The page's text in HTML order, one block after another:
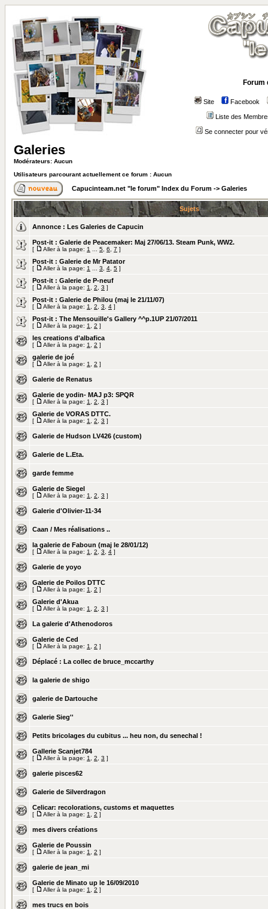
Forum
Site Facebook
Liste des
Se connecter pour
Galeries
Modérateurs: Aucun
Utilisateurs parcourant actuellement ce forum : Aucun
Capucinteam.net "le forum" Index du Forum -> Galeries
Sujets
Annonce : Les Galeries de Capucin
Post-it : Galerie de Peacemaker: Maj 27/06/13. Steam Punk, WW2.
[ Aller à la page: 1 5 6 7 ]
Post-it : Galerie de Mr Patator
[ Aller à la page: 1 3 4 5 ]
Post-it : Galerie de P-neuf
[ Aller à la page: 1 2 3 ]
Post-it : Galerie de Philou (maj le 21/11/07)
[ Aller à la page: 1 2 3 4 ]
Post-it : The Mensouille's Gallery ^^p.1UP 21/07/2011
[ Aller à la page: 1 2 ]
les creations d'albafica
[ Aller à la page: 1 2 ]
galerie de joé
[ Aller à la page: 1 2 ]
Galerie de Renatus
Galerie de yodin- MAJ p3: SPQR
[ Aller à la page: 1 2 3 ]
Galerie de VORAS DTTC.
[ Aller à la page: 1 2 3 ]
Galerie de Hudson LV426 (custom)
Galerie de L.Eta.
garde femme
Galerie de Siegel
[ Aller à la page: 1 2 3 ]
Galerie d'Olivier-11-34
Caan / Mes réalisations ..
la galerie de Faboun (maj le 28/01/12)
[ Aller à la page: 1 2 3 4 ]
Galerie de yoyo
Galerie de Poilos DTTC
[ Aller à la page: 1 2 ]
Galerie d'Akua
[ Aller à la page: 1 2 3 ]
La galerie d'Athenodoros
Galerie de Ced
[ Aller à la page: 1 2 ]
Déplacé : La collec de bruce_mccarthy
la galerie de shigo
galerie de Dartouche
Galerie Sieg''
Petits bricolages du cubitus ... heu non, du senechal !
Gallerie Scanjet784
[ Aller à la page: 1 2 3 ]
galerie pisces62
Galerie de Silverdragon
Celicar: recolorations, customs et maquettes
[ Aller à la page: 1 2 ]
mes divers créations
Galerie de Poussin
[ Aller à la page: 1 2 ]
galerie de jean_mi
Galerie de Minato up le 16/09/2010
[ Aller à la page: 1 2 ]
mes trucs en bois